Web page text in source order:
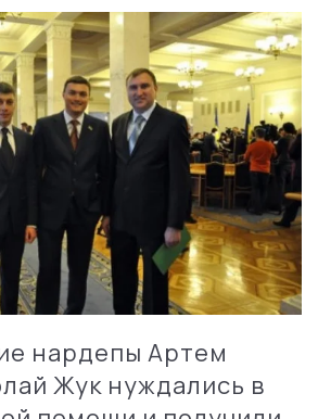
нардепы Артем
Жук нуждались в